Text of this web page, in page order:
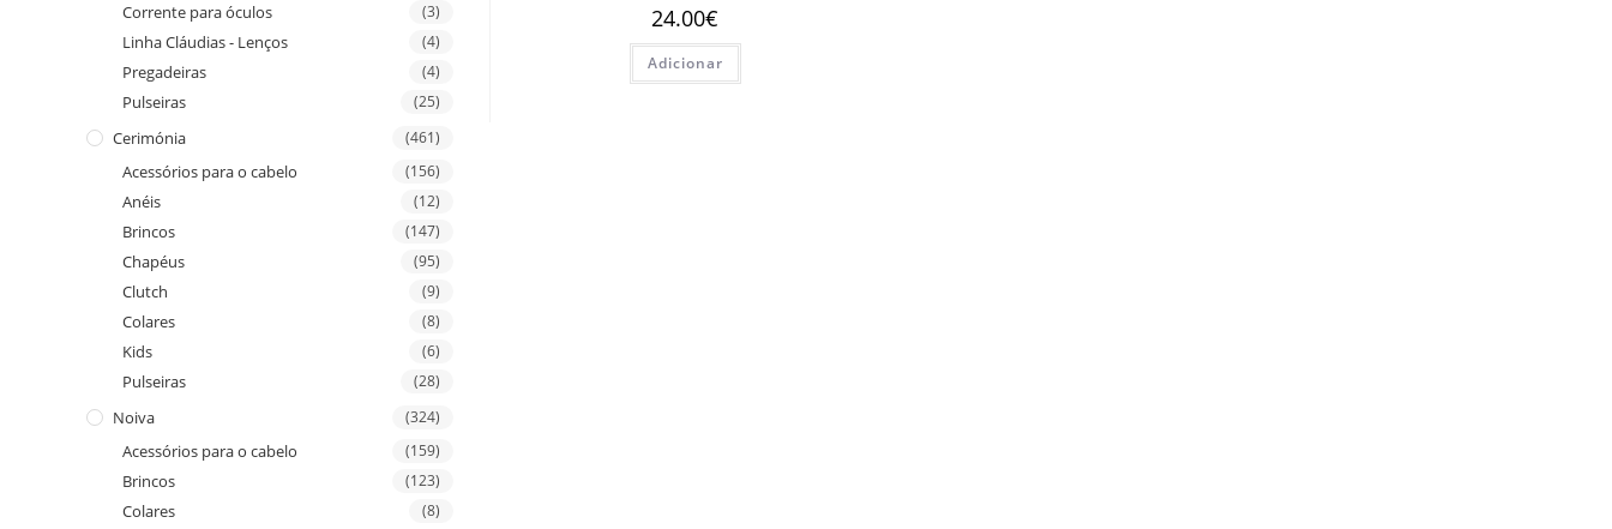
24.00€
Adicionar
Corrente para óculos (3)
Linha Cláudias - Lenços (4)
Pregadeiras (4)
Pulseiras (25)
Cerimónia (461)
Acessórios para o cabelo (156)
Anéis (12)
Brincos (147)
Chapéus (95)
Clutch (9)
Colares (8)
Kids (6)
Pulseiras (28)
Noiva (324)
Acessórios para o cabelo (159)
Brincos (123)
Colares (8)